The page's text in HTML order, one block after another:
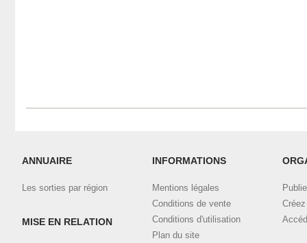
ANNUAIRE
Les sorties par région
MISE EN RELATION
INFORMATIONS
Mentions légales
Conditions de vente
Conditions d'utilisation
Plan du site